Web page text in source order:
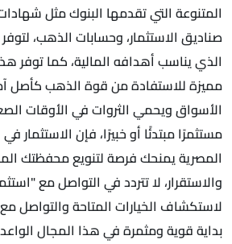
المتنوعة التي تقدمها البنوك مثل
صناديق الاستثمار، وحسابات الذهب،
الذي يناسب أهدافه المالية، كما توفر
مميزة للاستفادة من قوة الذهب كأصل
الأسواق ويحمي الثروات في الأوقات
مستثمرًا مبتدئًا أو خبيرًا، فإن الاستثمار
المصرية يمنحك فرصة لتنويع محفظتك
والاستقرار، لا تتردد في التواصل مع
لاستكشاف الخيارات المتاحة والتواصل
بداية قوية ومثمرة في هذا المجال